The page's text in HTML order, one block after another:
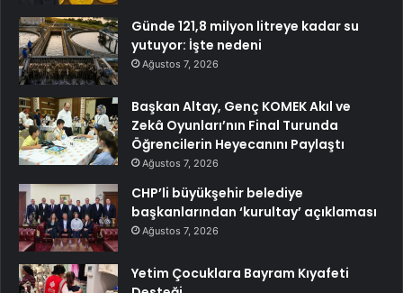
Günde 121,8 milyon litreye kadar su
yutuyor: İşte nedeni
Ağustos 7, 2026
Başkan Altay, Genç KOMEK Akıl ve
Zekâ Oyunları’nın Final Turunda
Öğrencilerin Heyecanını Paylaştı
Ağustos 7, 2026
CHP’li büyükşehir belediye
başkanlarından ‘kurultay’ açıklaması
Ağustos 7, 2026
Yetim Çocuklara Bayram Kıyafeti